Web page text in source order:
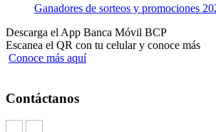
Ganadores de sorteos y promociones
Descarga el App Banca Móvil BCP
Escanea el QR con tu celular y conoce más
Conoce más aquí
Contáctanos